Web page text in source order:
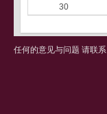
30
任何的意见与问题 请联系